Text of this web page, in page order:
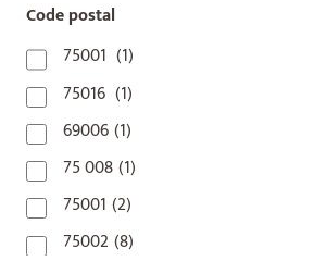
Code postal
75001 (1)
75016 (1)
69006(1)
75 008(1)
75001 (2)
75002 (8)